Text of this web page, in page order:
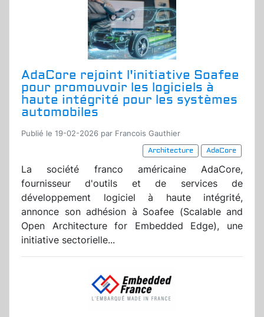
AdaCore rejoint l'initiative Soafee
pour promouvoir les logiciels à
haute intégrité pour les systèmes
automobiles
Publié le 19-02-2026 par Francois Gauthier
Architecture
AdaCore
La société franco américaine AdaCore,
fournisseur d'outils et de services de
développement logiciel à haute intégrité,
annonce son adhésion à Soafee (Scalable and
Open Architecture for Embedded Edge), une
initiative sectorielle...